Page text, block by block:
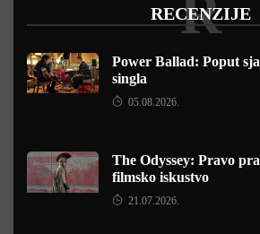
RECENZIJE
R
Power Ballad: Poput
singla
05.08.2026.
The Odyssey: Pravo
filmsko iskustvo
21.07.2026.